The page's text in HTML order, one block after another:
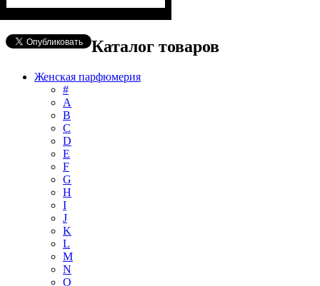
Каталог товаров
Женская парфюмерия
#
А
B
C
D
E
F
G
H
I
J
K
L
M
N
O